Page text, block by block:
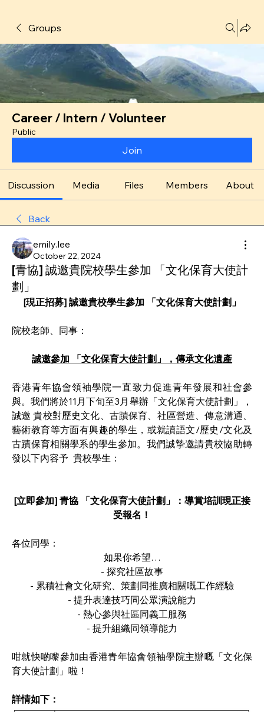
Groups
Career / Intern / Volunteer
Public
Join
Discussion Media Files Members About
Back
emily.lee
October 22, 2024
[青協] 誠邀貴院校學生參加 「文化保育大使計
劃」
[現正招募] 誠邀貴校學生參加 「文化保育大使計劃」
院校老師、同事：
誠邀參加 「文化保育大使計劃」，傳承文化遺產
香港青年協會領袖學院一直致力促進青年發展和社會參
與。我們將於11月下旬至3月舉辦「文化保育大使計劃」，
誠邀 貴校對歷史文化、古蹟保育、社區營造、傳意溝通、
藝術教育等方面有興趣的學生，或就讀語文/歷史/文化及
古蹟保育相關學系的學生參加。我們誠摯邀請貴校協助轉
發以下內容予  貴校學生：
[立即參加] 青協 「文化保育大使計劃」：導賞培訓現正接
受報名！
各位同學：
如果你希望…
- 探究社區故事
- 累積社會文化研究、策劃同推廣相關嘅工作經驗
- 提升表達技巧同公眾演說能力
- 熱心參與社區同義工服務
- 提升組織同領導能力
咁就快啲嚟參加由香港青年協會領袖學院主辦嘅「文化保
育大使計劃」啦！
詳情如下：